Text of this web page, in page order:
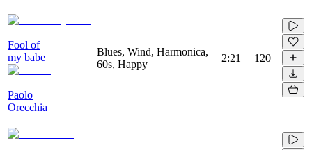
Fool of
my babe
Paolo
Orecchia
Blues, Wind, Harmonica,
60s, Happy
2:21 120